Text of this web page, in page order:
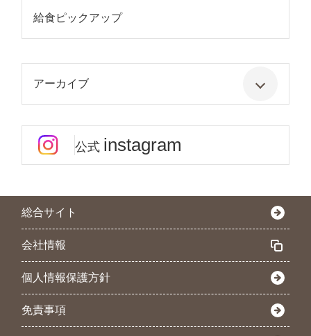
給食ピックアップ
アーカイブ
公式 instagram
総合サイト
会社情報
個人情報保護方針
免責事項